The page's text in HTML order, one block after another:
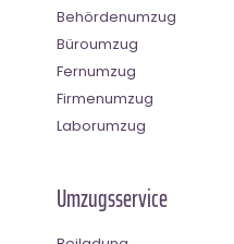
Behördenumzug
Büroumzug
Fernumzug
Firmenumzug
Laborumzug
Umzugsservice